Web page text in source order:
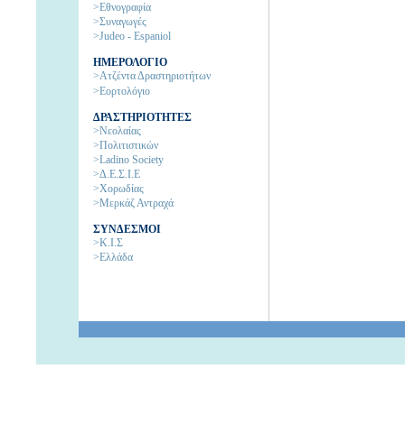
>Εθνογραφία
>Συναγωγές
>Judeo - Espaniol
ΗΜΕΡΟΛΟΓΙΟ
>Ατζέντα Δραστηριοτήτων
>Εορτολόγιο
ΔΡΑΣΤΗΡΙΟΤΗΤΕΣ
>Νεολαίας
>Πολιτιστικών
>Ladino Society
>Δ.Ε.Σ.Ι.Ε
>Χορωδίας
>Μερκάζ Αντραχά
ΣΥΝΔΕΣΜΟΙ
>Κ.Ι.Σ
>Ελλάδα